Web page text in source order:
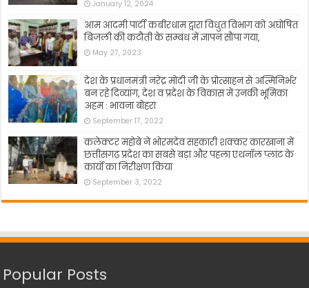
January 12, 2024
आम आदमी पार्टी कबीरधाम द्वारा विधुत विभाग को अघोषित
बिजली की कटौती के सम्बंध में ज्ञापन सौंपा गया,
May 27, 2023
देश के प्रधानमंत्री नरेंद्र मोदी जी के प्रोत्साहन से अत्मिनिर्भर
बन रहे दिव्यांग, देश व प्रदेश के विकास में उनकी भूमिका
अहम : भावना बोहरा
September 17, 2022
कलेक्टर महोबे ने भोरमदेव सहकारी शक्कर कारखाना में
छत्तीसगढ़ प्रदेश का सबसे बड़ा और पहला एथनॉल प्लांट के
कार्यो का निरीक्षण किया
September 3, 2022
Popular Posts